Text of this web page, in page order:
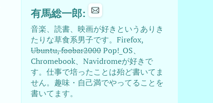
有馬総一郎:
音楽、読書、映画が好きというありき
たりな草食系男子です。Firefox,
Ubuntu, foobar2000Pop!_OS、
Chromebook、Navidromeが好きで
す。仕事で培ったことは殆ど書いてま
せん。趣味・自己満でやってることを
書いてます。